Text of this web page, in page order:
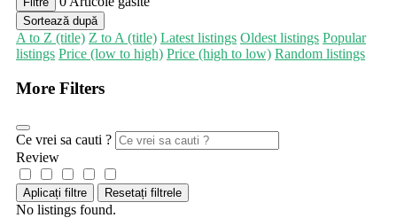
Sortează după
A to Z (title) Z to A (title) Latest listings Oldest listings Popular
listings Price (low to high) Price (high to low) Random listings
More Filters
Ce vrei sa cauti ?
Review
Aplicați filtre Resetați filtrele
No listings found.